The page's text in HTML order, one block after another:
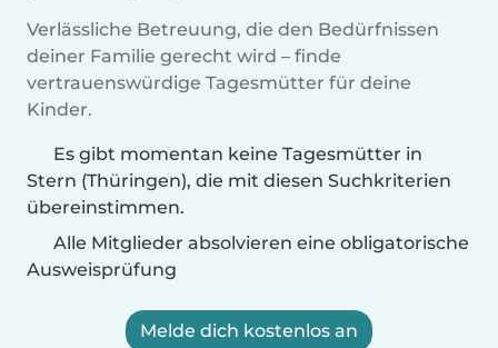
Verlässliche Betreuung, die den Bedürfnissen
deiner Familie gerecht wird – finde
vertrauenswürdige Tagesmütter für deine
Kinder.
Es gibt momentan keine Tagesmütter in
Stern (Thüringen), die mit diesen Suchkriterien
übereinstimmen.
Alle Mitglieder absolvieren eine obligatorische
Ausweisprüfung
Melde dich kostenlos an